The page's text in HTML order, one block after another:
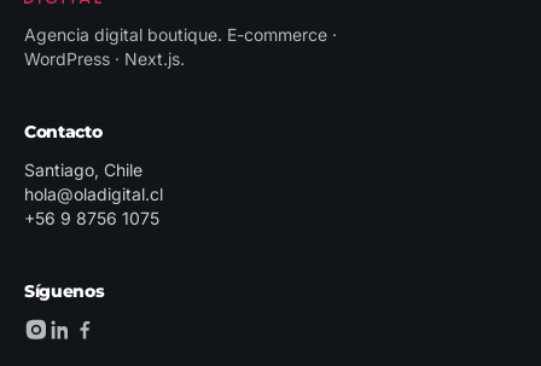
Agencia digital boutique. E-commerce ·
WordPress · Next.js.
Contacto
Santiago, Chile
hola@oladigital.cl
+56 9 8756 1075
Síguenos